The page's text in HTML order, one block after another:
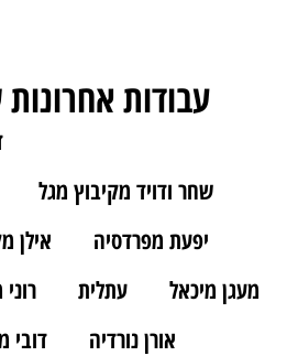
עבודות
שחר ודויד מקיבוץ מגל
יפעת מפרדסיה
אילן
מעגן מיכאל
עתלית
אורן נורדיה
דובי